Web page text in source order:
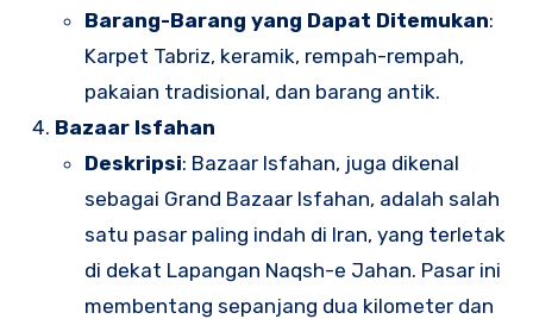
Barang-Barang yang Dapat Ditemukan:
Karpet Tabriz, keramik, rempah-rempah,
pakaian tradisional, dan barang antik.
Bazaar Isfahan
Deskripsi: Bazaar Isfahan, juga dikenal
sebagai Grand Bazaar Isfahan, adalah salah
satu pasar paling indah di Iran, yang terletak
di dekat Lapangan Naqsh-e Jahan. Pasar ini
membentang sepanjang dua kilometer dan